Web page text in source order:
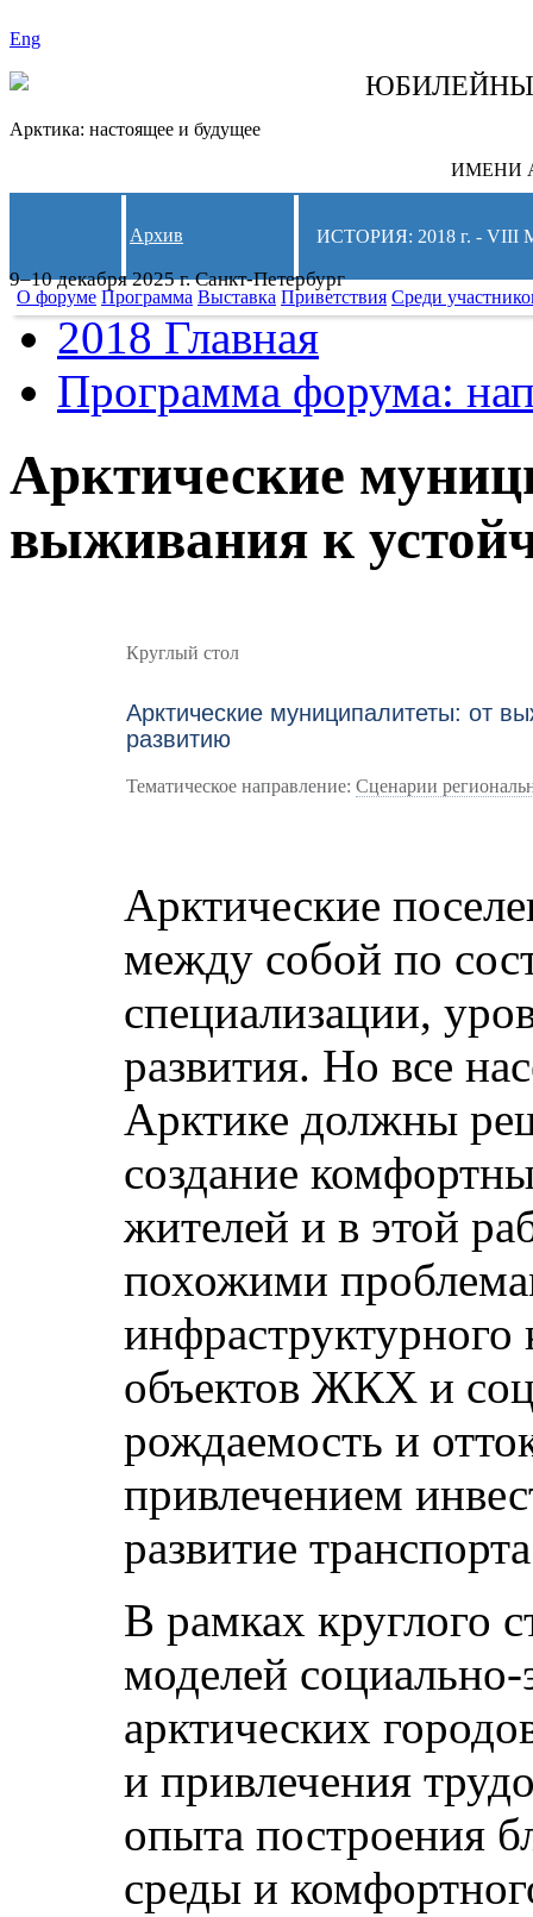
Eng
Арктика: настоящее и будущее
ИМЕНИ
9–10 декабря 2025 г. Санкт-Петербург
Архив ИСТОРИЯ: 2018 г. -
О форуме Программа Выставка Приветствия Среди
2018 Главная
Программа форума:
Арктические
выживания к
Круглый стол
Арктические муниципалитеты: от
развитию
Тематическое направление:Сценарии
Арктические
между собой по
специализации,
развития. Но все
Арктике должны
создание
жителей и в этой
похожими
инфраструктурного
объектов ЖКХ и
рождаемость и
привлечением
развитие
В рамках круглого
моделей социально-
арктических
и привлечения
опыта построения
среды и